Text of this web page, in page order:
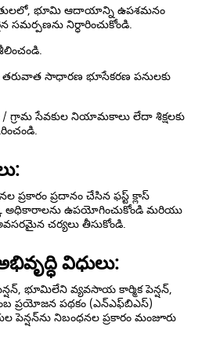
భూమి ఆదాయాన్ని ఉపశమనం
నిర్ధారించుకోండి.
తరువాత సాధారణ భూసేకరణ పనులకు
గ్రామ సేవకుల నియామకాలు లేదా శిక్షలకు
ప్రకారం ప్రదానం చేసిన ఫస్ట్ క్లాస్
అధికారాలను ఉపయోగించుకోండి మరియు
చర్యలు తీసుకోండి.
విధులు:
భూమిలేని వ్యవసాయ కార్మిక పెన్షన్,
ప్రయోజన పథకం (ఎన్‌ఎఫ్‌బిఎస్)
పెన్షన్‌ను నిబంధనల ప్రకారం మంజూరు